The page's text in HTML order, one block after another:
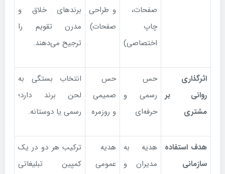
صفحات،
چاپ
اختصاصی)
و طراحی
صفحات)
برندهای خلاق و
مدرن تقویم را
ترجیح می‌دهند.
اثرگذاری
روانی بر
مشتری
حس
رسمی و
حرفه‌ای
حس
صمیمی
و روزمره
انتخاب بستگی به
لحن برند دارد؛
رسمی یا دوستانه.
هدف استفاده
سازمانی
هدیه به
مدیران و
هدیه
عمومی
ترکیب هر دو در یک
کمپین تبلیغاتی